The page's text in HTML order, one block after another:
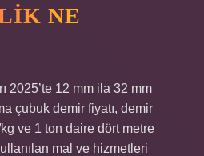
NE
2025’te 12 mm ila 32 mm
çubuk demir fiyatı, demir
ve 1 ton daire dört metre
mal ve hizmetleri